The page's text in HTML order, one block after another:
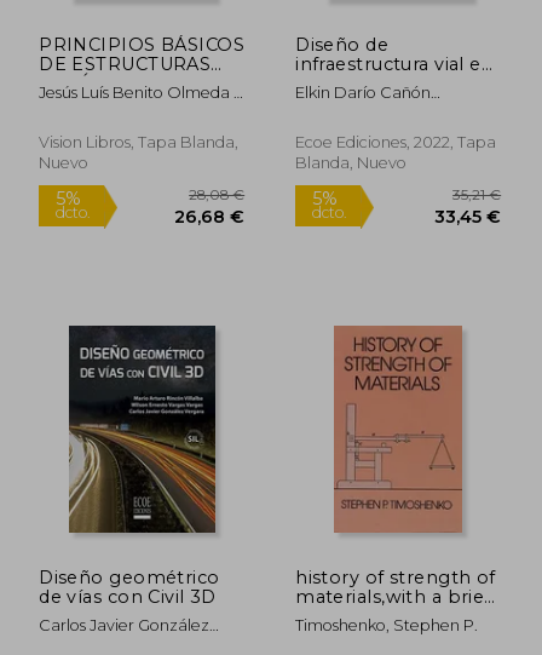
5%
dcto.
17,90 €
17,01 €
5%
dcto.
PRINCIPIOS BÁSICOS
DE ESTRUCTURAS
METÁLICAS, adaptado
a la nueva EAE y al
Jesús Luís Benito Olmeda Y
Vision Libros, Tapa Blanda,
Nuevo
Diseño de
infraestructura vial en
un entorno BIM con
InfraWorks - 1ra
Elkin Darío Cañón
Vargas Vargas; Carlos
Javier González Vergara
Ecoe Ediciones, 2022, Tapa
Blanda, Nuevo
Diseño geométrico
de vías con Civil 3D
Carlos Javier González
history of strength of
materials,with a brief
account of the
history of theory of
Timoshenko, Stephen P.